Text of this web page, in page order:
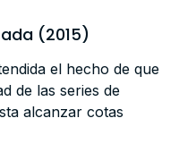
(2015)
el hecho de que
de las series de
alcanzar cotas